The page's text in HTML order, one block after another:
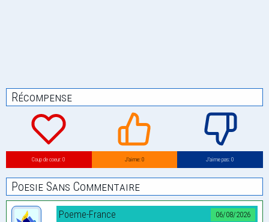
Récompense
Coup de coeur: 0 J’aime: 0 J’aime pas: 0
Poesie Sans Commentaire
06/08/2026
Poeme-France